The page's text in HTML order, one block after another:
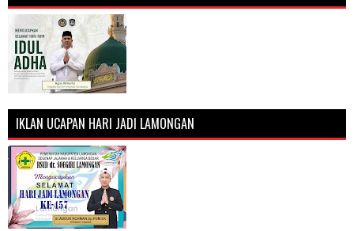
IKLAN UCAPAN HARI JADI LAMONGAN